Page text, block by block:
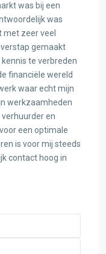
was bij een
was
met zeer veel
gemaakt
te verbreden
financiële wereld
waar echt mijn
werkzaamheden
en
een optimale
is voor mij steeds
contact hoog in